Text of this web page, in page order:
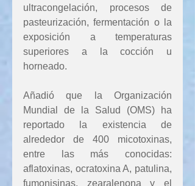
ultracongelación, procesos de
pasteurización, fermentación o la
exposición a temperaturas
superiores a la cocción u
horneado.
Añadió que la Organización
Mundial de la Salud (OMS) ha
reportado la existencia de
alrededor de 400 micotoxinas,
entre las más conocidas:
aflatoxinas, ocratoxina A, patulina,
fumonisinas, zearalenona y el